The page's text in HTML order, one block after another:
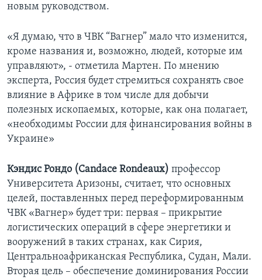
новым руководством.
«Я думаю, что в ЧВК “Вагнер” мало что изменится,
кроме названия и, возможно, людей, которые им
управляют», - отметила Мартен. По мнению
эксперта, Россия будет стремиться сохранять свое
влияние в Африке в том числе для добычи
полезных ископаемых, которые, как она полагает,
«необходимы России для финансирования войны в
Украине»
Кэндис Рондо (Candace Rondeaux) профессор
Университета Аризоны, считает, что основных
целей, поставленных перед переформированным
ЧВК «Вагнер» будет три: первая – прикрытие
логистических операций в сфере энергетики и
вооружений в таких странах, как Сирия,
Центральноафриканская Республика, Судан, Мали.
Вторая цель – обеспечение доминирования России